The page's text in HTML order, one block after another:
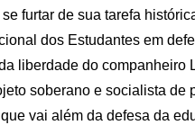
furtar de sua tarefa
dos Estudantes em
liberdade do companheiro
soberano e socialista de
vai além da defesa da